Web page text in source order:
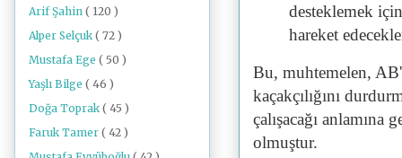
desteklemek
hareket
Bu, muhtemelen,
kaçakçılığını
çalışacağı
olmuştur.
Arif Şahin ( 120 )
Alper Selçuk ( 72 )
Mustafa Ege ( 50 )
Yaşlı Bilge ( 46 )
Doğa Toprak ( 45 )
Faruk Tamer ( 42 )